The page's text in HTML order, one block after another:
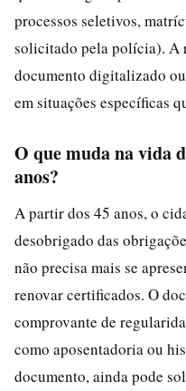
processos seletivos,
solicitado pela polícia). A
documento digitalizado
em situações específicas
O que muda na vida
anos?
A partir dos 45 anos, o
desobrigado das
não precisa mais se
renovar certificados. O
comprovante de
como aposentadoria ou
documento, ainda pode